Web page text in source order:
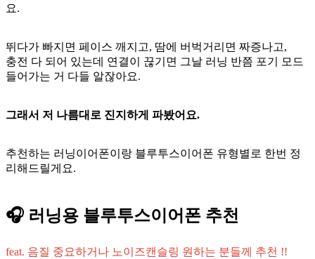
요.
뛰다가 빠지면 페이스 깨지고, 땀에 버벅거리면 짜증나고,
충전 다 되어 있는데 연결이 끊기면 그날 러닝 반쯤 포기 모드
들어가는 거 다들 알잖아요.
그래서 저 나름대로 진지하게 파봤어요.
추천하는 러닝이어폰이랑 블루투스이어폰 유형별로 한번 정
리해드릴게요.
🎧 러닝용 블루투스이어폰 추천
feat. 음질 중요하거나 노이즈캔슬링 원하는 분들께 추천 !!